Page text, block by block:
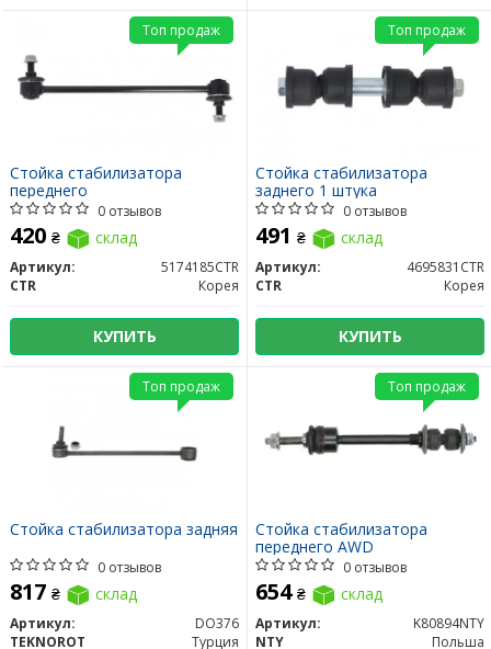
Стойка стабилизатора
переднего
0 отзывов
420 ₴ склад
Артикул:
5174185CTR
CTR
Корея
КУПИТЬ
Топ продаж
Стойка стабилизатора
заднего 1 штука
0 отзывов
491 ₴ склад
Артикул:
4695831CTR
CTR
Корея
КУПИТЬ
Топ продаж
Стойка стабилизатора задняя
0 отзывов
817 ₴ склад
Артикул:
DO376
TEKNOROT
Турция
Топ продаж
Стойка стабилизатора
переднего AWD
0 отзывов
654 ₴ склад
Артикул:
K80894NTY
NTY
Польша
Топ продаж